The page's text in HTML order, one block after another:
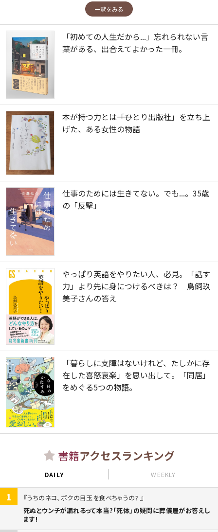
一覧をみる
「初めての人生だから...」忘れられない言
葉がある、出合えてよかった一冊。
本が持つ力とは――「ひとり出版社」を立ち上
げた、ある女性の物語
仕事のためには生きてない。でも...。35歳
の「反撃」
やっぱり英語をやりたい人、必見。「話す
力」より先に身につけるべきは？ 鳥飼玖
美子さんの答え
「暮らしに支障はないけれど、たしかに存
在した喜怒哀楽」を思い出して。「同居」
をめぐる5つの物語。
書籍アクセスランキング
DAILY WEEKLY
1
うちのネコ、ボクの目玉を食べちゃうの?
死ぬとウンチが漏れるって本当?「死体」の疑問に葬儀屋がお答えし
ます!